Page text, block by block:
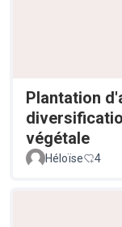
Plantation
végétale
Héloïse 4